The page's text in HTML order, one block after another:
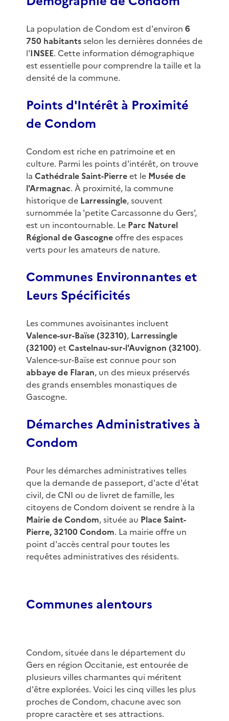
La population de Condom est d'environ 6
750 habitantsselon les dernières données de
l'INSEE. Cette information démographique
est essentielle pour comprendre la taille et la
densité de la commune.
Points d'Intérêt à Proximité
de Condom
Condom est riche en patrimoine et en
culture. Parmi les points d'intérêt, on trouve
la Cathédrale Saint-Pierreet le Musée de
l'Armagnac. À proximité, la commune
historique de Larressingle, souvent
surnommée la 'petite Carcassonne du Gers',
est un incontournable. Le Parc Naturel
Régional de Gascogneoffre des espaces
verts pour les amateurs de nature.
Communes Environnantes et
Leurs Spécificités
Les communes avoisinantes incluent
Valence-sur-Baïse (32310), Larressingle
(32100) et Castelnau-sur-l'Auvignon (32100).
Valence-sur-Baïse est connue pour son
abbaye de Flaran, un des mieux préservés
des grands ensembles monastiques de
Gascogne.
Démarches Administratives à
Condom
Pour les démarches administratives telles
que la demande de passeport, d'acte d'état
civil, de CNI ou de livret de famille, les
citoyens de Condom doivent se rendre à la
Mairie de Condom, située au Place Saint-
Pierre, 32100 Condom. La mairie offre un
point d'accès central pour toutes les
requêtes administratives des résidents.
Communes alentours
Condom, située dans le département du
Gers en région Occitanie, est entourée de
plusieurs villes charmantes qui méritent
d'être explorées. Voici les cinq villes les plus
proches de Condom, chacune avec son
propre caractère et ses attractions.